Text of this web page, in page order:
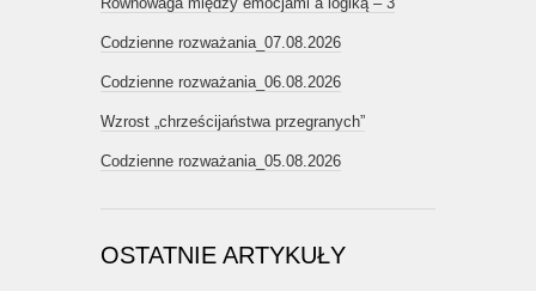
Codzienne rozważania_07.08.2026
Codzienne rozważania_06.08.2026
Wzrost „chrześcijaństwa przegranych”
Codzienne rozważania_05.08.2026
OSTATNIE ARTYKUŁY